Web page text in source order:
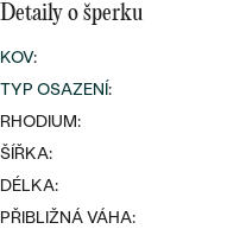
DRAHOKAM
DLE MATERIÁLU
ZLATO
PLATINA
S LAB-GROWN
S PERLAMI
LUXUSNÍ
CENOVĚ
Detaily o šperku
KOV:
TYP OSAZENÍ:
RHODIUM:
ŠÍŘKA:
DÉLKA:
PŘIBLIŽNÁ VÁHA: